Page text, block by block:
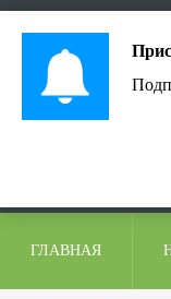
ГЛАВНАЯ